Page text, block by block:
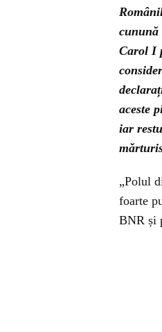
cunună
Carol I
aceste
iar
„Polul
foarte
BNR și